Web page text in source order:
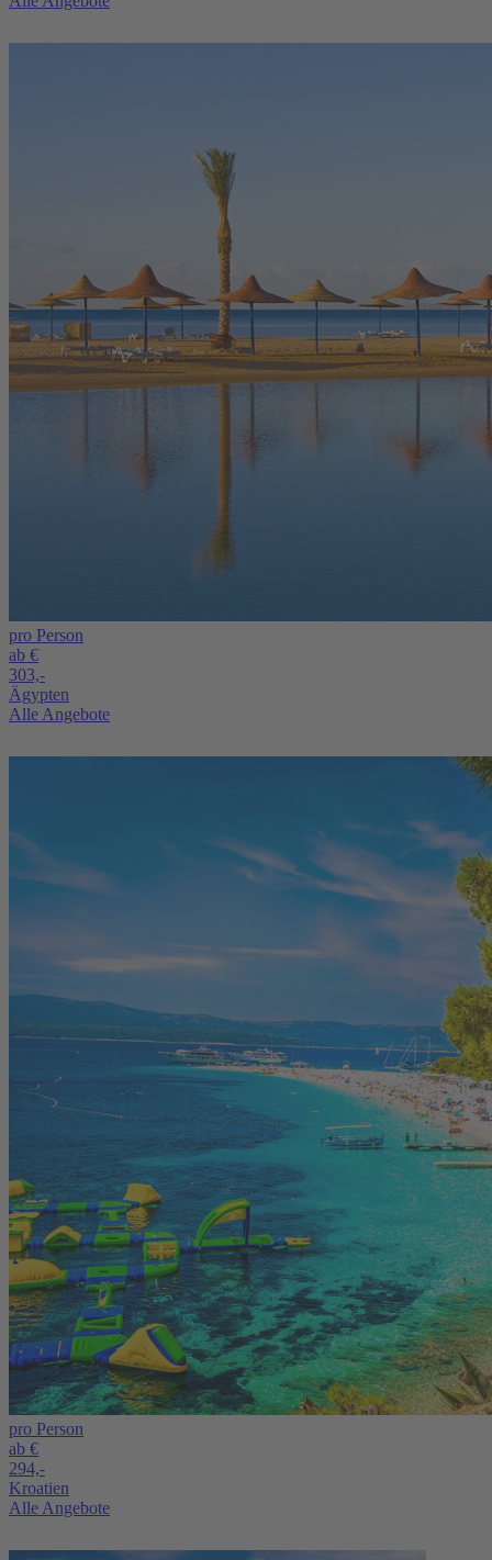
pro Person
ab €
303,-
Ägypten
Alle Angebote
pro Person
ab €
294,-
Kroatien
Alle Angebote